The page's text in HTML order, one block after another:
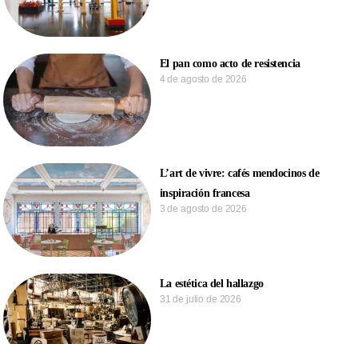
El pan como acto de resistencia
4 de agosto de 2026
L’art de vivre: cafés mendocinos de
inspiración francesa
3 de agosto de 2026
La estética del hallazgo
31 de julio de 2026